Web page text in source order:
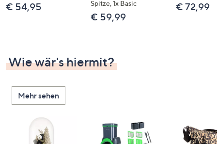
€ 54,95
Spitze, 1x Basic
€ 59,99
€ 72,99
Wie wär's hiermit?
Mehr sehen